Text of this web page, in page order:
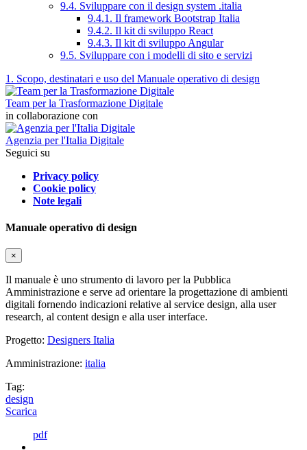
9.4. Sviluppare con il design system .italia
9.4.1. Il framework Bootstrap Italia
9.4.2. Il kit di sviluppo React
9.4.3. Il kit di sviluppo Angular
9.5. Sviluppare con i modelli di sito e servizi
1. Scopo, destinatari e uso del Manuale operativo di design
Team per la Trasformazione Digitale
in collaborazione con
Agenzia per l'Italia Digitale
Seguici su
Privacy policy
Cookie policy
Note legali
Manuale operativo di design
×
Il manuale è uno strumento di lavoro per la Pubblica
Amministrazione e serve ad orientare la progettazione di ambienti
digitali fornendo indicazioni relative al service design, alla user
research, al content design e alla user interface.
Progetto: Designers Italia
Amministrazione: italia
Tag:
design
Scarica
pdf